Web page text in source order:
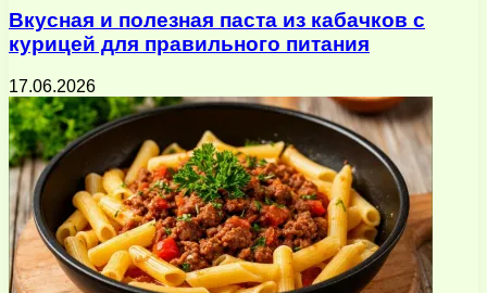
Вкусная и полезная паста из кабачков с
курицей для правильного питания
17.06.2026